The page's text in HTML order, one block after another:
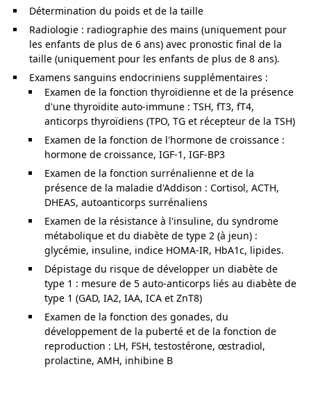
Détermination du poids et de la taille
Radiologie : radiographie des mains (uniquement pour
les enfants de plus de 6 ans) avec pronostic final de la
taille (uniquement pour les enfants de plus de 8 ans).
Examens sanguins endocriniens supplémentaires :
Examen de la fonction thyroïdienne et de la présence
d'une thyroïdite auto-immune : TSH, fT3, fT4,
anticorps thyroïdiens (TPO, TG et récepteur de la TSH)
Examen de la fonction de l'hormone de croissance :
hormone de croissance, IGF-1, IGF-BP3
Examen de la fonction surrénalienne et de la
présence de la maladie d'Addison : Cortisol, ACTH,
DHEAS, autoanticorps surrénaliens
Examen de la résistance à l'insuline, du syndrome
métabolique et du diabète de type 2 (à jeun) :
glycémie, insuline, indice HOMA-IR, HbA1c, lipides.
Dépistage du risque de développer un diabète de
type 1 : mesure de 5 auto-anticorps liés au diabète de
type 1 (GAD, IA2, IAA, ICA et ZnT8)
Examen de la fonction des gonades, du
développement de la puberté et de la fonction de
reproduction : LH, FSH, testostérone, œstradiol,
prolactine, AMH, inhibine B